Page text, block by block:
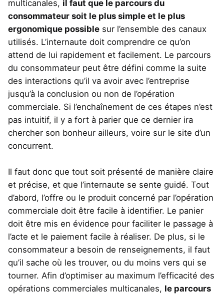
multicanales, il faut que le parcours du
consommateur soit le plus simple et le plus
ergonomique possible sur l’ensemble des canaux
utilisés. L’internaute doit comprendre ce qu’on
attend de lui rapidement et facilement. Le parcours
du consommateur peut être défini comme la suite
des interactions qu’il va avoir avec l’entreprise
jusqu’à la conclusion ou non de l’opération
commerciale. Si l’enchaînement de ces étapes n’est
pas intuitif, il y a fort à parier que ce dernier ira
chercher son bonheur ailleurs, voire sur le site d’un
concurrent.
Il faut donc que tout soit présenté de manière claire
et précise, et que l’internaute se sente guidé. Tout
d’abord, l’offre ou le produit concerné par l’opération
commerciale doit être facile à identifier. Le panier
doit être mis en évidence pour faciliter le passage à
l’acte et le paiement facile à réaliser. De plus, si le
consommateur a besoin de renseignements, il faut
qu’il sache où les trouver, ou du moins vers qui se
tourner. Afin d’optimiser au maximum l’efficacité des
opérations commerciales multicanales, le parcours